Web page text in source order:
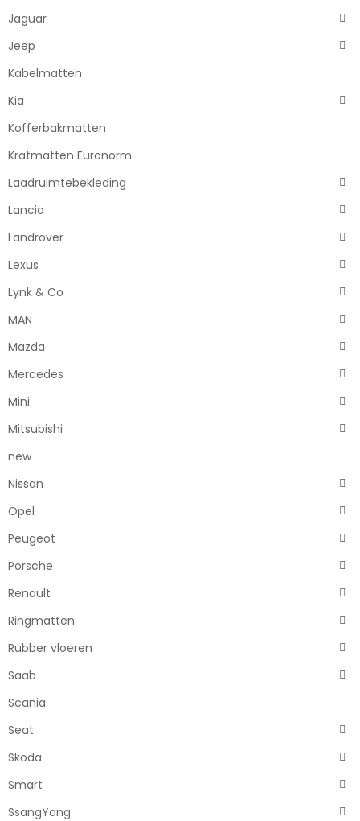
Jaguar
Jeep
Kabelmatten
Kia
Kofferbakmatten
Kratmatten Euronorm
Laadruimtebekleding
Lancia
Landrover
Lexus
Lynk & Co
MAN
Mazda
Mercedes
Mini
Mitsubishi
new
Nissan
Opel
Peugeot
Porsche
Renault
Ringmatten
Rubber vloeren
Saab
Scania
Seat
Skoda
Smart
SsangYong